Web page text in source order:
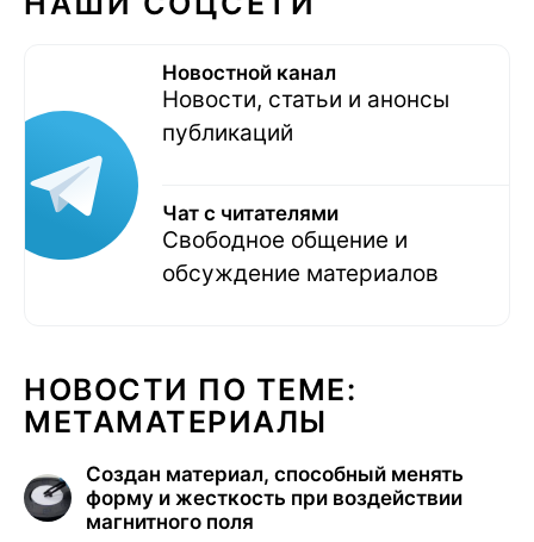
Новостной канал
Новости, статьи и анонсы
публикаций
Чат с читателями
Свободное общение и
обсуждение материалов
НОВОСТИ ПО ТЕМЕ:
МЕТАМАТЕРИАЛЫ
Создан материал, способный менять
форму и жесткость при воздействии
магнитного поля